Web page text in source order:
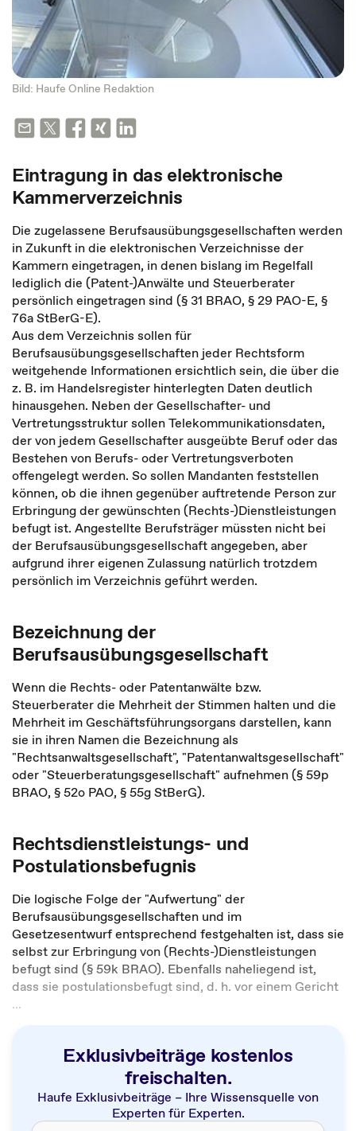
Bild: Haufe Online Redaktion
Eintragung in das elektronische
Kammerverzeichnis
Die zugelassene Berufsausübungsgesellschaften werden
in Zukunft in die elektronischen Verzeichnisse der
Kammern eingetragen, in denen bislang im Regelfall
lediglich die (Patent-)Anwälte und Steuerberater
persönlich eingetragen sind (§ 31 BRAO, § 29 PAO-E, §
76a StBerG-E).
Aus dem Verzeichnis sollen für
Berufsausübungsgesellschaften jeder Rechtsform
weitgehende Informationen ersichtlich sein, die über die
z. B. im Handelsregister hinterlegten Daten deutlich
hinausgehen. Neben der Gesellschafter- und
Vertretungsstruktur sollen Telekommunikationsdaten,
der von jedem Gesellschafter ausgeübte Beruf oder das
Bestehen von Berufs- oder Vertretungsverboten
offengelegt werden. So sollen Mandanten feststellen
können, ob die ihnen gegenüber auftretende Person zur
Erbringung der gewünschten (Rechts-)Dienstleistungen
befugt ist. Angestellte Berufsträger müssten nicht bei
der Berufsausübungsgesellschaft angegeben, aber
aufgrund ihrer eigenen Zulassung natürlich trotzdem
persönlich im Verzeichnis geführt werden.
Bezeichnung der
Berufsausübungsgesellschaft
Wenn die Rechts- oder Patentanwälte bzw.
Steuerberater die Mehrheit der Stimmen halten und die
Mehrheit im Geschäftsführungsorgans darstellen, kann
sie in ihren Namen die Bezeichnung als
"Rechtsanwaltsgesellschaft", "Patentanwaltsgesellschaft"
oder "Steuerberatungsgesellschaft" aufnehmen (§ 59p
BRAO, § 52o PAO, § 55g StBerG).
Rechtsdienstleistungs- und
Postulationsbefugnis
Die logische Folge der "Aufwertung" der
Berufsausübungsgesellschaften und im
Gesetzesentwurf entsprechend festgehalten ist, dass sie
selbst zur Erbringung von (Rechts-)Dienstleistungen
befugt sind (§ 59k BRAO). Ebenfalls naheliegend ist,
dass sie postulationsbefugt sind, d. h. vor einem Gericht
...
Exklusivbeiträge kostenlos
freischalten.
Haufe Exklusivbeiträge – Ihre Wissensquelle von
Experten für Experten.